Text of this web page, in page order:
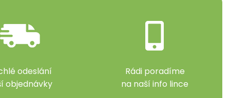
odeslání
objednávky
Rádi poradíme
na naší info lince